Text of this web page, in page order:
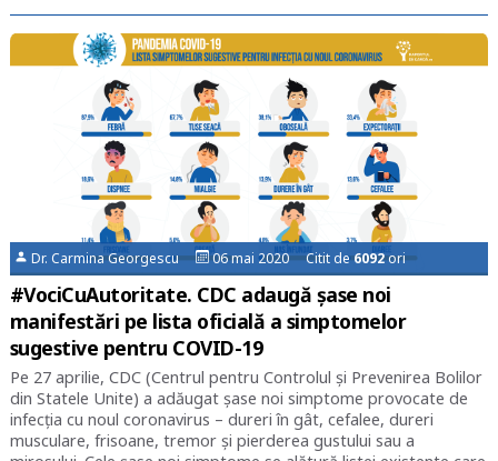
Dr. Carmina Georgescu 06 mai 2020 Citit de6092ori
#VociCuAutoritate. CDC adaugă șase noi
manifestări pe lista oficială a simptomelor
sugestive pentru COVID-19
Pe 27 aprilie, CDC (Centrul pentru Controlul și Prevenirea Bolilor
din Statele Unite) a adăugat șase noi simptome provocate de
infecția cu noul coronavirus – dureri în gât, cefalee, dureri
musculare, frisoane, tremor și pierderea gustului sau a